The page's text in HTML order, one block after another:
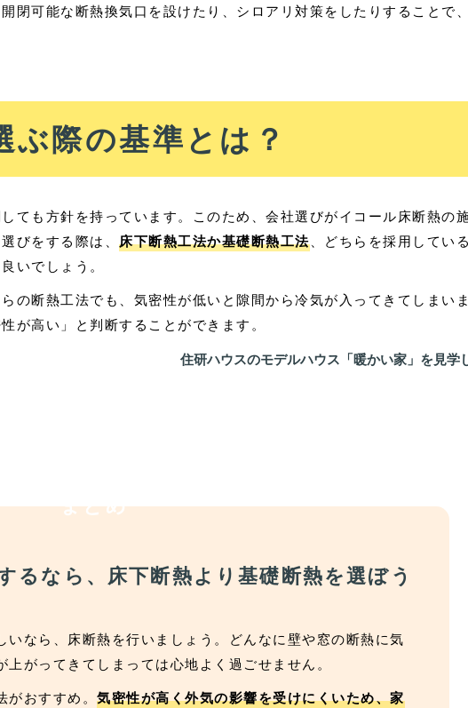
閉可能な断熱換気口を設けたり、シロアリ対策をしたりすることで
際の基準とは？
ても方針を持っています。このため、会社選びがイコール床断熱の
びをする際は、 床下断熱工法か基礎断熱工法、どちらを採用してい
いでしょう。
の断熱工法でも、気密性が低いと隙間から冷気が入ってきてしまい
が高い」と判断することができます。
住研ハウスのモデルハウス「暖かい家」を見学
まとめ
るなら、床下断熱より基礎断熱を選ぼう
いなら、床断熱を行いましょう。どんなに壁や窓の断熱に気
がってきてしまっては心地よく過ごせません。
おすすめ。 気密性が高く外気の影響を受けにくいため、家